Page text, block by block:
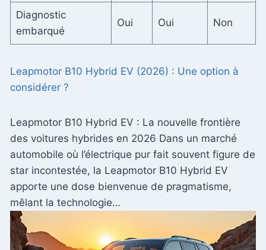
Diagnostic
embarqué
Oui Oui Non
Leapmotor B10 Hybrid EV (2026) : Une option à
considérer ?
Leapmotor B10 Hybrid EV : La nouvelle frontière
des voitures hybrides en 2026 Dans un marché
automobile où l’électrique pur fait souvent figure de
star incontestée, la Leapmotor B10 Hybrid EV
apporte une dose bienvenue de pragmatisme,
mêlant la technologie…